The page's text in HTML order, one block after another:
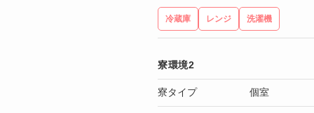
冷蔵庫 レンジ 洗濯機
寮環境2
寮タイプ 個室